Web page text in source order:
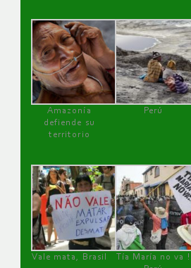
Amazonía
defiende su
territorio
Perú
Vale mata, Brasil
Tía María no va !